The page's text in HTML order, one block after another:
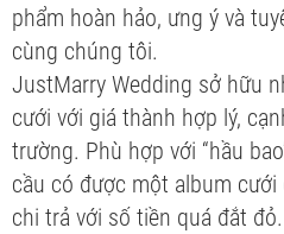
phẩm hoàn hảo, ưng ý và
cùng chúng tôi.
JustMarry Wedding sở hữu
cưới với giá thành hợp lý,
trường. Phù hợp với “hầu
cầu có được một album
chi trả với số tiền quá đắt đỏ.